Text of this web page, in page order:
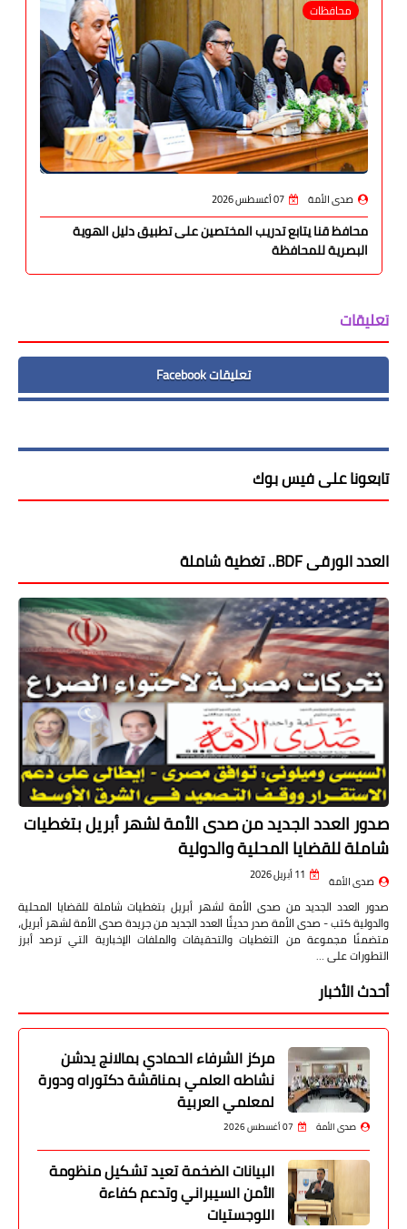
محافظات
صدى الأمة 07 أغسطس 2026
محافظ قنا يتابع تدريب المختصين على تطبيق دليل الهوية
البصرية للمحافظة
تعليقات
تعليقات Facebook
تابعونا على فيس بوك
العدد الورقى BDF.. تغطية شاملة
صدور العدد الجديد من صدى الأمة لشهر أبريل بتغطيات
شاملة للقضايا المحلية والدولية
صدى الأمة 11 أبريل 2026
صدور العدد الجديد من صدى الأمة لشهر أبريل بتغطيات شاملة للقضايا المحلية
والدولية كتب - صدى الأمة صدر حديثًا العدد الجديد من جريدة صدى الأمة لشهر أبريل،
متضمنًا مجموعة من التغطيات والتحقيقات والملفات الإخبارية التي ترصد أبرز
التطورات على …
أحدث الأخبار
مركز الشرفاء الحمادي بمالانج يدشن
نشاطه العلمي بمناقشة دكتوراه ودورة
لمعلمي العربية
صدى الأمة 07 أغسطس 2026
البيانات الضخمة تعيد تشكيل منظومة
الأمن السيبراني وتدعم كفاءة
اللوجستيات